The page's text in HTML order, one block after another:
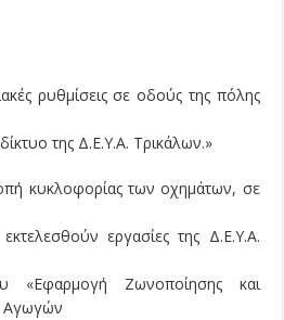
ρυθμίσεις σε οδούς της πόλης
της Δ.Ε.Υ.Α. Τρικάλων.»
κυκλοφορίας των οχημάτων, σε
εργασίες της Δ.Ε.Υ.Α.
«Εφαρμογή Ζωνοποίησης και
Αγωγών